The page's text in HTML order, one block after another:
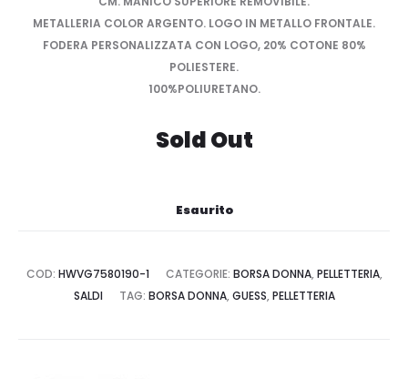
METALLERIA COLOR ARGENTO. LOGO IN METALLO FRONTALE.
FODERA PERSONALIZZATA CON LOGO, 20% COTONE 80%
POLIESTERE.
100%POLIURETANO.
Sold Out
Esaurito
COD: HWVG7580190-1 CATEGORIE: BORSA DONNA, PELLETTERIA,
SALDI
TAG: BORSA DONNA, GUESS, PELLETTERIA